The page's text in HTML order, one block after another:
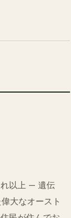
以上 — 遺伝
大なオースト